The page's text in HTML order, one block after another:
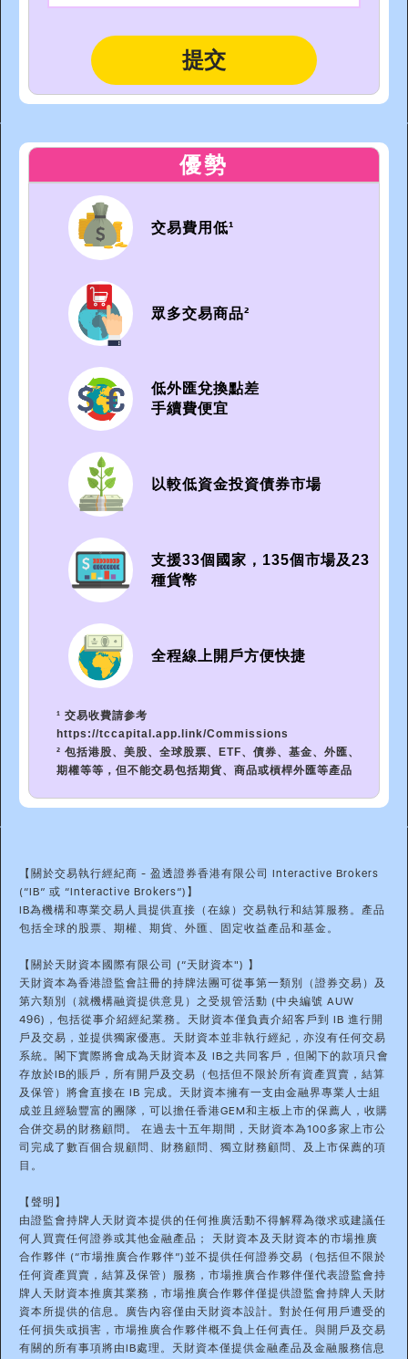
優勢
交易費用低¹
眾多交易商品²
低外匯兌換點差
手續費便宜
以較低資金投資債券市場
支援33個國家，135個市場及23
種貨幣
全程線上開戶方便快捷
¹ 交易收費請参考
https://tccapital.app.link/Commissions
² 包括港股、美股、全球股票、ETF、債券、基金、外匯、
期權等等，但不能交易包括期貨、商品或槓桿外匯等產品
【關於交易執行經紀商 - 盈透證券香港有限公司 Interactive Brokers
(“IB” 或 “Interactive Brokers”)】
IB為機構和專業交易人員提供直接（在線）交易執行和結算服務。產品
包括全球的股票、期權、期貨、外匯、固定收益產品和基金。
【關於天財資本國際有限公司 (“天財資本") 】
天財資本為香港證監會註冊的持牌法團可從事第一類別（證券交易）及
第六類別（就機構融資提供意見）之受規管活動 (中央編號 AUW
496)，包括從事介紹經紀業務。天財資本僅負責介紹客戶到 IB 進行開
戶及交易，並提供獨家優惠。天財資本並非執行經紀，亦沒有任何交易
系統。閣下實際將會成為天財資本及 IB之共同客戶，但閣下的款項只會
存放於IB的賬戶，所有開戶及交易（包括但不限於所有資產買賣，結算
及保管）將會直接在 IB 完成。天財資本擁有一支由金融界專業人士組
成並且經驗豐富的團隊，可以擔任香港GEM和主板上市的保薦人，收購
合併交易的財務顧問。 在過去十五年期間，天財資本為100多家上市公
司完成了數百個合規顧問、財務顧問、獨立財務顧問、及上市保薦的項
目。
【聲明】
由證監會持牌人天財資本提供的任何推廣活動不得解釋為徵求或建議任
何人買賣任何證券或其他金融產品； 天財資本及天財資本的市場推廣
合作夥伴 (“市場推廣合作夥伴”)並不提供任何證券交易（包括但不限於
任何資產買賣，結算及保管）服務，市場推廣合作夥伴僅代表證監會持
牌人天財資本推廣其業務，市場推廣合作夥伴僅提供證監會持牌人天財
資本所提供的信息。廣告內容僅由天財資本設計。對於任何用戶遭受的
任何損失或損害，市場推廣合作夥伴概不負上任何責任。與開戶及交易
有關的所有事項將由IB處理。天財資本僅提供金融產品及金融服務信息